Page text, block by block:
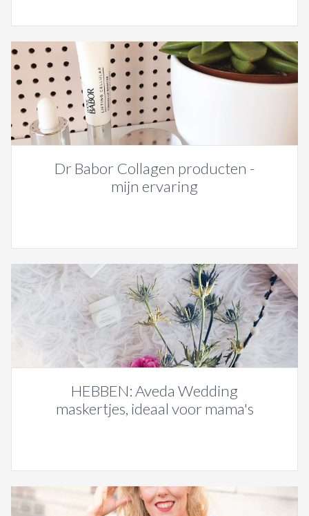
Dr Babor Collagen producten -
mijn ervaring
HEBBEN: Aveda Wedding
maskertjes, ideaal voor mama's